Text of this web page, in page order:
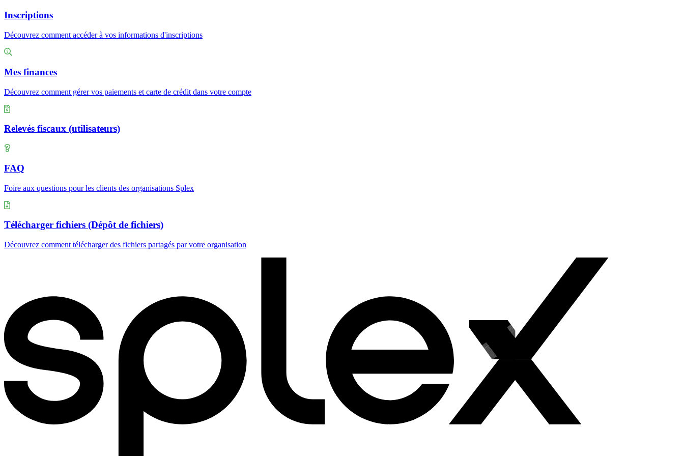
Inscriptions
Découvrez comment accéder à vos informations d'inscriptions
Mes finances
Découvrez comment gérer vos paiements et carte de crédit dans votre compte
Relevés fiscaux (utilisateurs)
FAQ
Foire aux questions pour les clients des organisations Splex
Télécharger fichiers (Dépôt de fichiers)
Découvrez comment télécharger des fichiers partagés par votre organisation